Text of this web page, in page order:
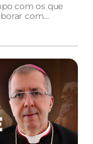
com os que
com…